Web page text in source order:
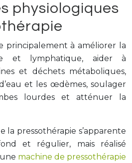
physiologiques
principalement à améliorer la
et lymphatique, aider à
et déchets métaboliques,
et les œdèmes, soulager
lourdes et atténuer la
la pressothérapie s’apparente
et régulier, mais réalisé
machine de pressothérapie